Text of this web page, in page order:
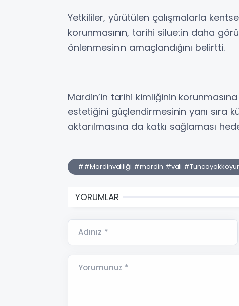
Yetkililer, yürütülen çalışmalarla
korunmasının, tarihi siluetin daha
önlenmesinin amaçlandığını belirtti.
Mardin’in tarihi kimliğinin
estetiğini güçlendirmesinin yanı sıra
aktarılmasına da katkı sağlaması
##Mardinvaliliği #mardin #vali
YORUMLAR
Adınız *
Yorumunuz *